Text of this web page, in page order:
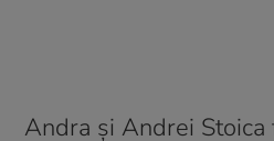
Andra și Andrei